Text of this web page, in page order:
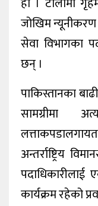
जोखिम न्यूनीकरण
सेवा विभागका
छन् ।
पाकिस्तानका
सामग्रीमा
अन्तर्राष्ट्रिय
पदाधिकारीलाई
कार्यक्रम रहेको